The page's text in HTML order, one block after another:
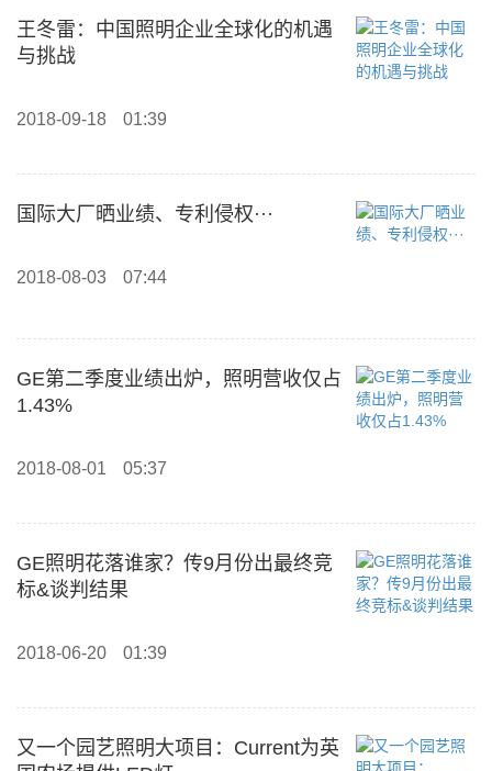
王冬雷：中国照明企业全球化的机遇
与挑战
2018-09-18 01:39
国际大厂晒业绩、专利侵权···
2018-08-03 07:44
GE第二季度业绩出炉，照明营收仅占
1.43%
2018-08-01 05:37
GE照明花落谁家？传9月份出最终竞
标&谈判结果
2018-06-20 01:39
又一个园艺照明大项目：Current为英